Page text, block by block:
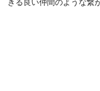
きる良い仲間のような繋